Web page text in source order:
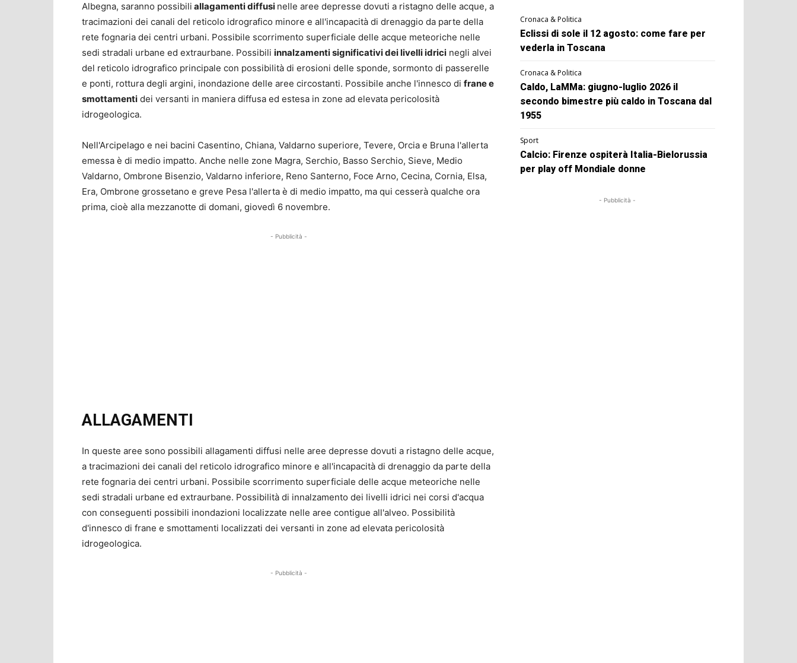
Albegna, saranno possibili allagamenti diffusi nelle aree depresse dovuti a ristagno delle acque, a
tracimazioni dei canali del reticolo idrografico minore e all'incapacità di drenaggio da parte della
rete fognaria dei centri urbani. Possibile scorrimento superficiale delle acque meteoriche nelle
sedi stradali urbane ed extraurbane. Possibili innalzamenti significativi dei livelli idrici negli alvei
del reticolo idrografico principale con possibilità di erosioni delle sponde, sormonto di passerelle
e ponti, rottura degli argini, inondazione delle aree circostanti. Possibile anche l'innesco di frane e
smottamenti dei versanti in maniera diffusa ed estesa in zone ad elevata pericolosità
idrogeologica.
Nell'Arcipelago e nei bacini Casentino, Chiana, Valdarno superiore, Tevere, Orcia e Bruna l'allerta
emessa è di medio impatto. Anche nelle zone Magra, Serchio, Basso Serchio, Sieve, Medio
Valdarno, Ombrone Bisenzio, Valdarno inferiore, Reno Santerno, Foce Arno, Cecina, Cornia, Elsa,
Era, Ombrone grossetano e greve Pesa l'allerta è di medio impatto, ma qui cesserà qualche ora
prima, cioè alla mezzanotte di domani, giovedì 6 novembre.
- Pubblicità -
ALLAGAMENTI
In queste aree sono possibili allagamenti diffusi nelle aree depresse dovuti a ristagno delle acque,
a tracimazioni dei canali del reticolo idrografico minore e all'incapacità di drenaggio da parte della
rete fognaria dei centri urbani. Possibile scorrimento superficiale delle acque meteoriche nelle
sedi stradali urbane ed extraurbane. Possibilità di innalzamento dei livelli idrici nei corsi d'acqua
con conseguenti possibili inondazioni localizzate nelle aree contigue all'alveo. Possibilità
d'innesco di frane e smottamenti localizzati dei versanti in zone ad elevata pericolosità
idrogeologica.
- Pubblicità -
Cronaca & Politica
Eclissi di sole il 12 agosto: come fare per
vederla in Toscana
Cronaca & Politica
Caldo, LaMMa: giugno-luglio 2026 il
secondo bimestre più caldo in Toscana dal
1955
Sport
Calcio: Firenze ospiterà Italia-Bielorussia
per play off Mondiale donne
- Pubblicità -